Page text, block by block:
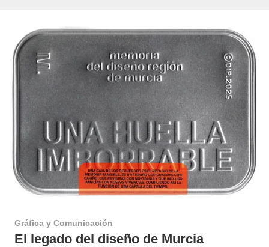
Gráfica y Comunicación
El legado del diseño de Murcia